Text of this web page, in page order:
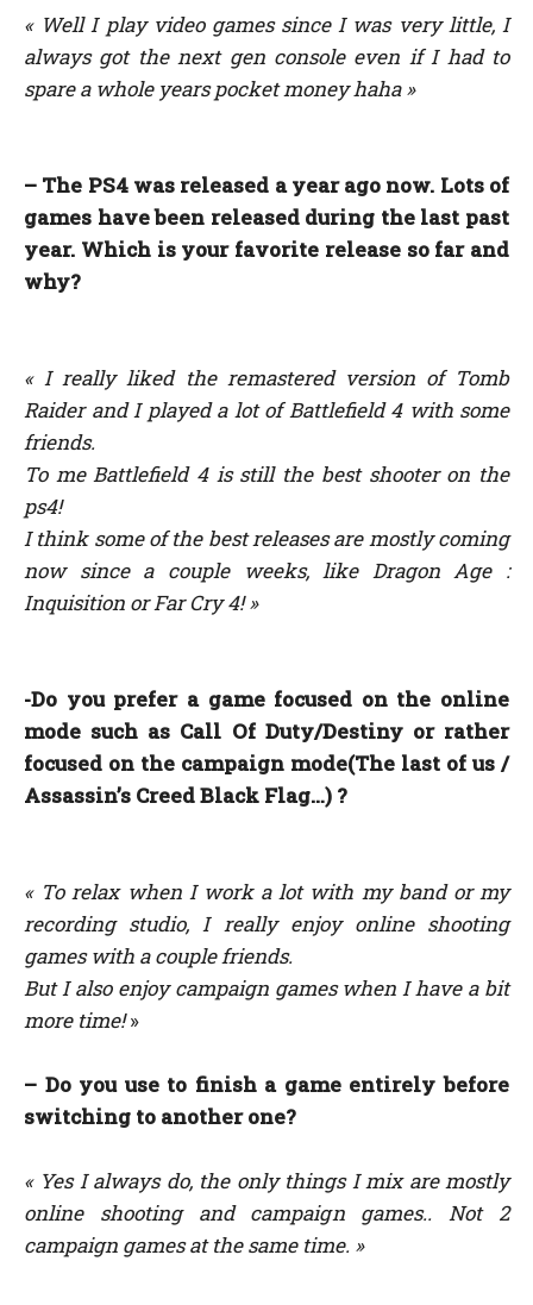
« Well I play video games since I was very little, I
always got the next gen console even if I had to
spare a whole years pocket money haha»
– The PS4 was released a year ago now. Lots of
games have been released during the last past
year. Which is your favorite release so far and
why?
« I really liked the remastered version of Tomb
Raider and I played a lot of Battlefield 4 with some
friends.
To me Battlefield 4 is still the best shooter on the
ps4!
I think some of the best releases are mostly coming
now since a couple weeks, like Dragon Age :
Inquisition or Far Cry 4! »
-Do you prefer a game focused on the online
mode such as Call Of Duty/Destiny or rather
focused on the campaign mode(The last of us /
Assassin’s Creed Black Flag…) ?
« To relax when I work a lot with my band or my
recording studio, I really enjoy online shooting
games with a couple friends.
But I also enjoy campaign games when I have a bit
more time!»
– Do you use to finish a game entirely before
switching to another one?
« Yes I always do, the only things I mix are mostly
online shooting and campaign games.. Not 2
campaign games at the same time. »